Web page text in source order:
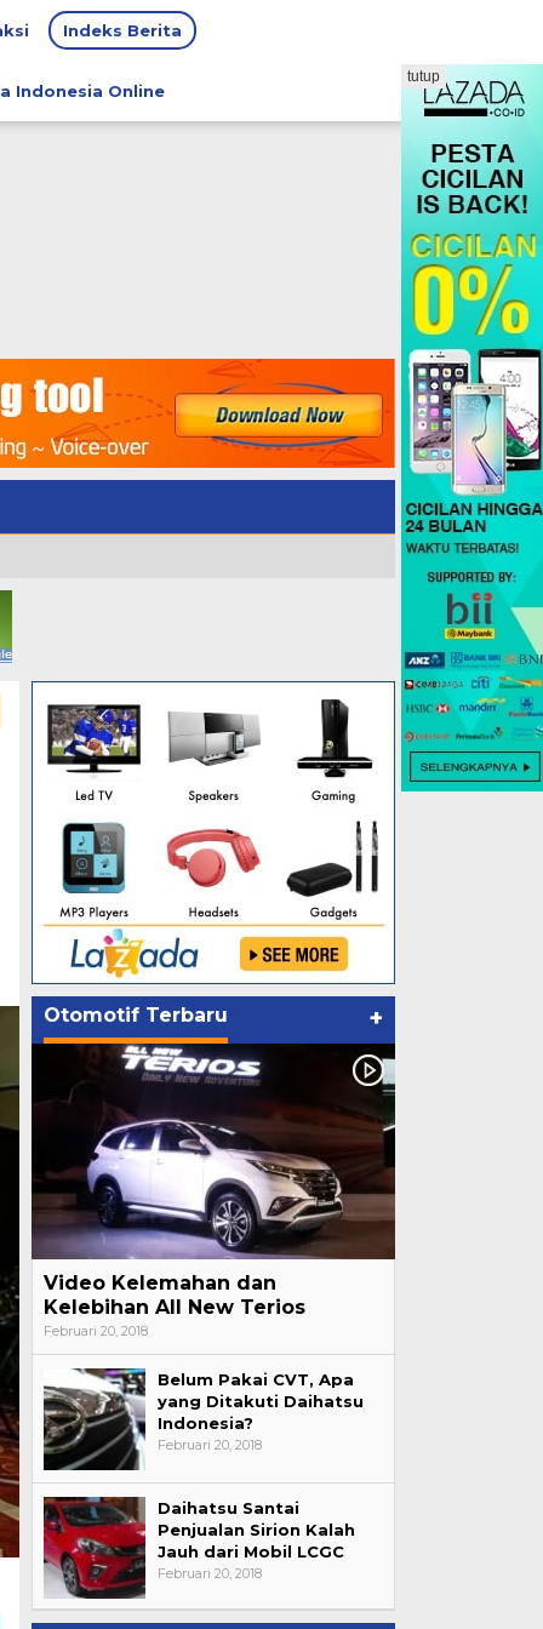
Indeks Berita
Indonesia Online
tutup
Otomotif Terbaru +
Video Kelemahan dan
Kelebihan All New Terios
Februari 20, 2018
Belum Pakai CVT, Apa
yang Ditakuti Daihatsu
Indonesia?
Februari 20, 2018
Daihatsu Santai
Penjualan Sirion Kalah
Jauh dari Mobil LCGC
Februari 20, 2018